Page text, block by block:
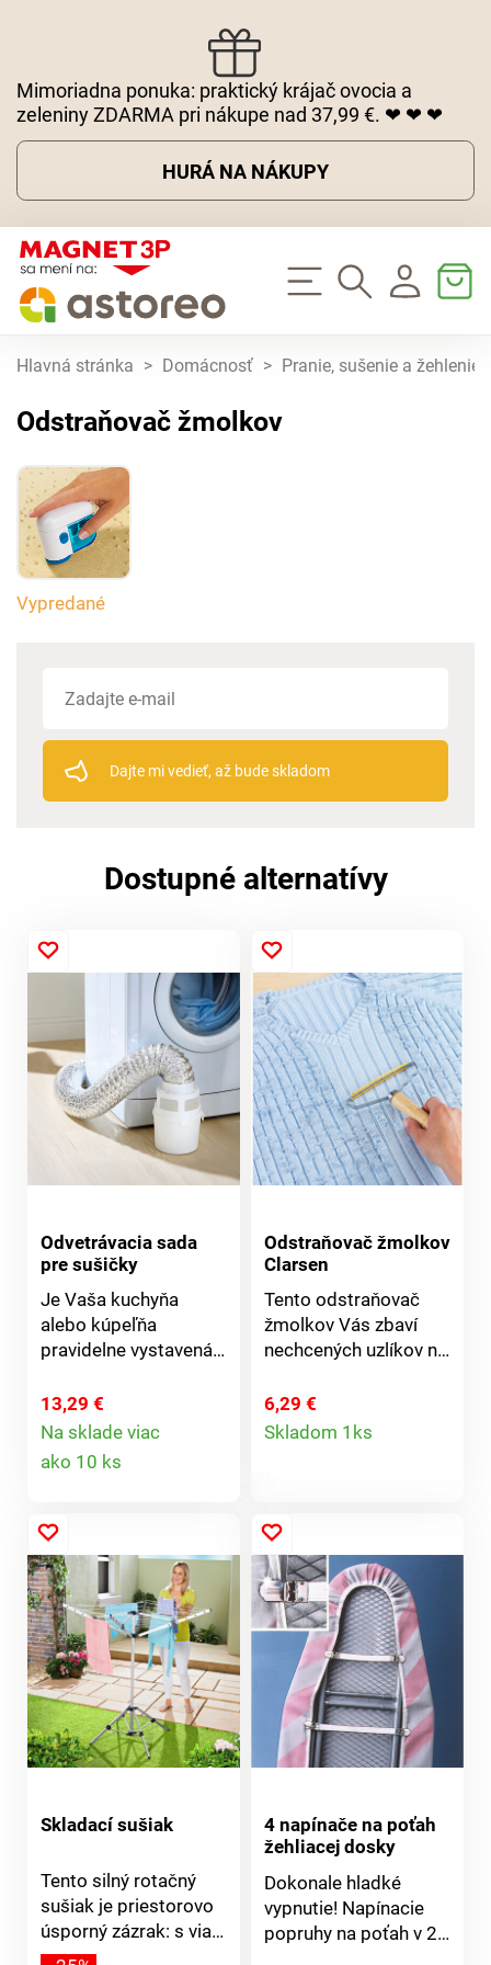
Mimoriadna ponuka: praktický krájač ovocia a
zeleniny ZDARMA pri nákupe nad 37,99 €. ❤ ❤ ❤
HURÁ NA NÁKUPY
Hlavná stránka > Domácnosť > Pranie, sušenie a žehlenie
Odstraňovač žmolkov
Vypredané
Dajte mi vedieť, až bude skladom
Dostupné alternatívy
Odvetrávacia sada
pre sušičky
Je Vaša kuchyňa
alebo kúpeľňa
pravidelne vystavená
vlhkosť a udržujte svoj
domov v suchu.
Kondenzačná súprava
na neskoršie
vyprázdnenie. Možno
pripojiť k sušičke v
priebehu niekoľkých
minút. Súčasťou
balenia sú 3 hadicové
svorky a náhradná
hadica zdarma!
13,29 €
Na sklade viac
ako 10 ks
Odstraňovač žmolkov
Clarsen
Tento odstraňovač
žmolkov Vás zbaví
nechcených uzlíkov na
vlákna - pletené svetre
a vesty budú vyzerať
6,29 €
Skladom 1ks
Skladací sušiak
Tento silný rotačný
sušiak je priestorovo
úsporný zázrak: s viac
ako 16 metrami
4 napínače na poťah
žehliacej dosky
Dokonale hladké
vypnutie! Napínacie
popruhy na poťah v 2